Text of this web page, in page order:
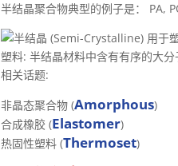
半结晶聚合物典型的例子是： PA,
塑料: 半结晶材料中含有有序的大分
相关话题:
非晶态聚合物 (Amorphous)
合成橡胶 (Elastomer)
热固性塑料 (Thermoset)